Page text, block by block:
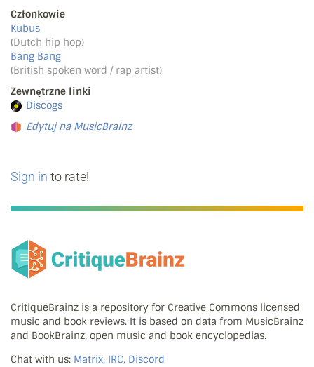
Członkowie
Kubus
(Dutch hip hop)
Bang Bang
(British spoken word / rap artist)
Zewnętrzne linki
Discogs
Edytuj na MusicBrainz
Sign in to rate!
CritiqueBrainz is a repository for Creative Commons licensed
music and book reviews. It is based on data from MusicBrainz
and BookBrainz, open music and book encyclopedias.
Chat with us: Matrix, IRC, Discord